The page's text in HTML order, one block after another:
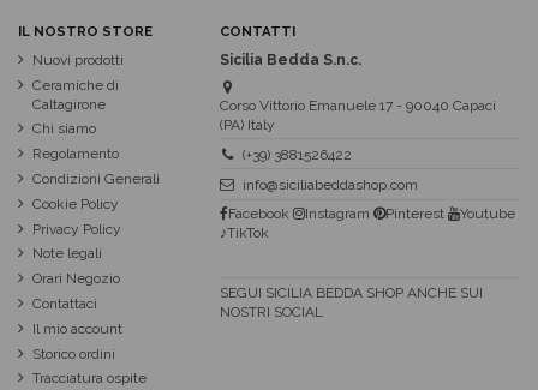
IL NOSTRO STORE
Nuovi prodotti
Ceramiche di
Caltagirone
Chi siamo
Regolamento
Condizioni Generali
Cookie Policy
Privacy Policy
Note legali
Orari Negozio
Contattaci
Il mio account
Storico ordini
Tracciatura ospite
CONTATTI
Sicilia Bedda S.n.c.
Corso Vittorio Emanuele 17 - 90040 Capaci
(PA) Italy
(+39) 3881526422
info@siciliabeddashop.com
Facebook
Instagram Pinterest
Youtube
♪TikTok
SEGUI SICILIA BEDDA SHOP ANCHE SUI
NOSTRI SOCIAL